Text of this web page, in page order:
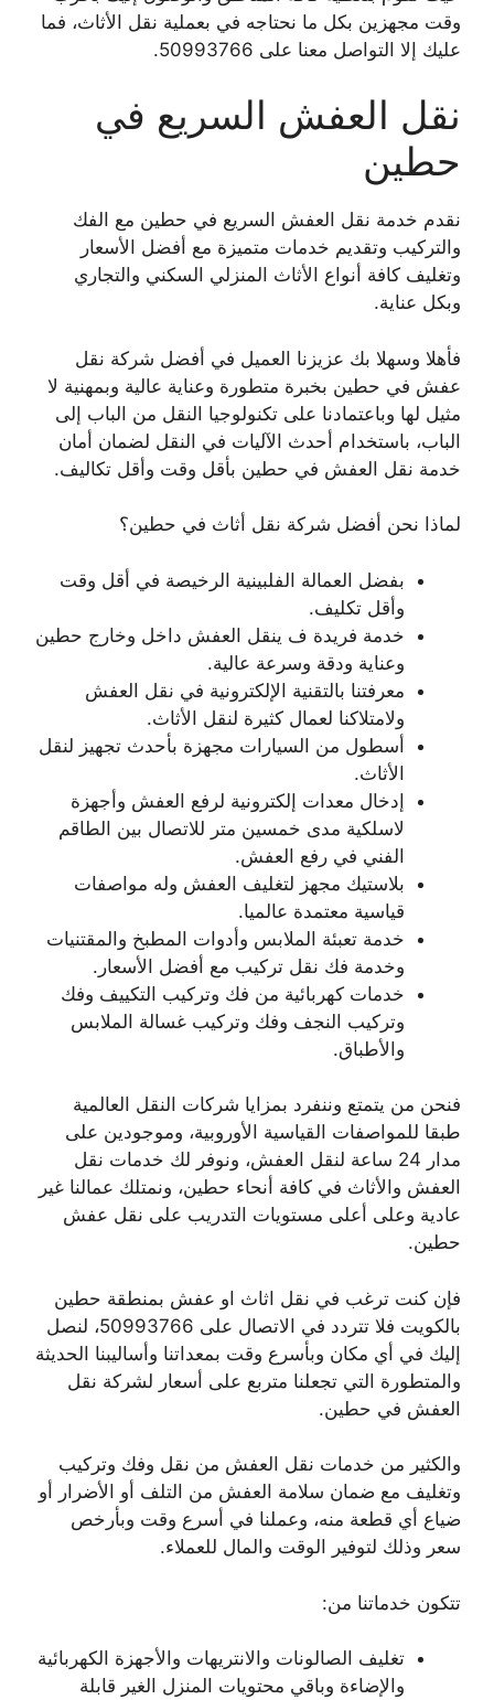
وقت مجهزين بكل ما نحتاجه في بعملية نقل الأثاث، فما
عليك إلا التواصل معنا على 50993766.
نقل العفش السريع في
حطين
نقدم خدمة نقل العفش السريع في حطين مع الفك
والتركيب وتقديم خدمات متميزة مع أفضل الأسعار
وتغليف كافة أنواع الأثاث المنزلي السكني والتجاري
وبكل عناية.
فأهلا وسهلا بك عزيزنا العميل في أفضل شركة نقل
عفش في حطين بخبرة متطورة وعناية عالية وبمهنية لا
مثيل لها وباعتمادنا على تكنولوجيا النقل من الباب إلى
الباب، باستخدام أحدث الآليات في النقل لضمان أمان
خدمة نقل العفش في حطين بأقل وقت وأقل تكاليف.
لماذا نحن أفضل شركة نقل أثاث في حطين؟
بفضل العمالة الفلبينية الرخيصة في أقل وقت
وأقل تكليف.
خدمة فريدة ف ينقل العفش داخل وخارج حطين
وعناية ودقة وسرعة عالية.
معرفتنا بالتقنية الإلكترونية في نقل العفش
ولامتلاكنا لعمال كثيرة لنقل الأثاث.
أسطول من السيارات مجهزة بأحدث تجهيز لنقل
الأثاث.
إدخال معدات إلكترونية لرفع العفش وأجهزة
لاسلكية مدى خمسين متر للاتصال بين الطاقم
الفني في رفع العفش.
بلاستيك مجهز لتغليف العفش وله مواصفات
قياسية معتمدة عالميا.
خدمة تعبئة الملابس وأدوات المطبخ والمقتنيات
وخدمة فك نقل تركيب مع أفضل الأسعار.
خدمات كهربائية من فك وتركيب التكييف وفك
وتركيب النجف وفك وتركيب غسالة الملابس
والأطباق.
فنحن من يتمتع وننفرد بمزايا شركات النقل العالمية
طبقا للمواصفات القياسية الأوروبية، وموجودين على
مدار 24 ساعة لنقل العفش، ونوفر لك خدمات نقل
العفش والأثاث في كافة أنحاء حطين، ونمتلك عمالنا غير
عادية وعلى أعلى مستويات التدريب على نقل عفش
حطين.
فإن كنت ترغب في نقل اثاث او عفش بمنطقة حطين
بالكويت فلا تتردد في الاتصال على 50993766، لنصل
إليك في أي مكان وبأسرع وقت بمعداتنا وأساليبنا الحديثة
والمتطورة التي تجعلنا متربع على أسعار لشركة نقل
العفش في حطين.
والكثير من خدمات نقل العفش من نقل وفك وتركيب
وتغليف مع ضمان سلامة العفش من التلف أو الأضرار أو
ضياع أي قطعة منه، وعملنا في أسرع وقت وبأرخص
سعر وذلك لتوفير الوقت والمال للعملاء.
تتكون خدماتنا من:
تغليف الصالونات والانتريهات والأجهزة الكهربائية
والإضاءة وباقي محتويات المنزل الغير قابلة